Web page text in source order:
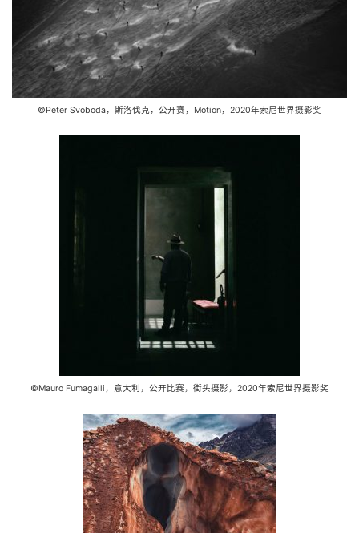
©Peter Svoboda，斯洛伐克，公开赛，Motion，2020年索尼世界摄影奖
©Mauro Fumagalli，意大利，公开比赛，街头摄影，2020年索尼世界摄影奖